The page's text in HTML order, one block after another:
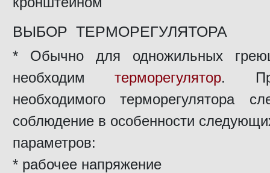
ВЫБОР ТЕРМОРЕГУЛЯТОРА
* Обычно для одножильных
необходимтерморегулятор.
необходимого терморегулятора
соблюдение в особенности
параметров:
* рабочее напряжение